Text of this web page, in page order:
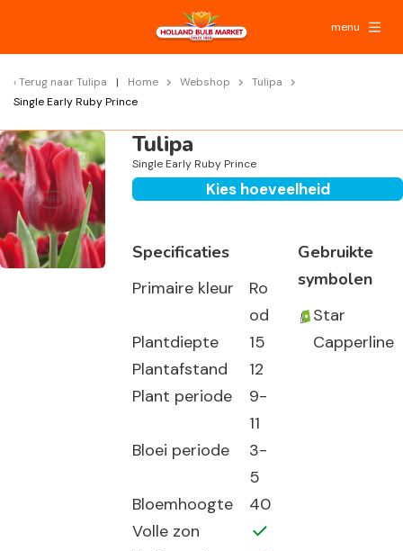
menu
Terug naarTulipa Home Webshop
Tulipa
Single Early Ruby Prince
Tulipa
Single Early Ruby Prince
Kies hoeveelheid
Specificaties
Primaire kleur
Ro
od
Plantdiepte
15
Plantafstand
12
Plant periode
9-
11
Bloei periode
3-
5
Bloemhoogte
40
Volle zon
Gebruikte
symbolen
Star
Capperline